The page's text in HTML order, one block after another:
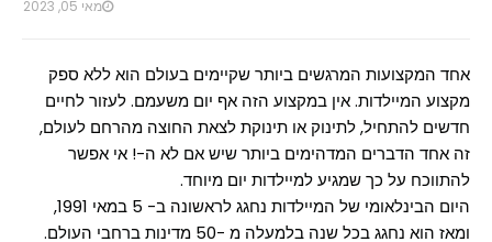
מאי 05, 2023
אחד המקצועות המרגשים ביותר שקיימים בעולם הוא ללא ספק
מקצוע המיילדות. אין במקצוע הזה אף יום משעמם. לעזור לחיים
חדשים להתחיל, לתינוק או תינוקת לצאת החוצה מהרחם לעולם,
זה אחד הדברים המדהימים ביותר שיש אם לא ה-! אי אפשר
להתווכח על כך שמגיע למיילדות יום מיוחד.
היום הבינלאומי של המיילדות נחגג לראשונה ב- 5 במאי 1991,
ומאז הוא נחגג בכל שנה בלמעלה מ -50 מדינות ברחבי העולם.